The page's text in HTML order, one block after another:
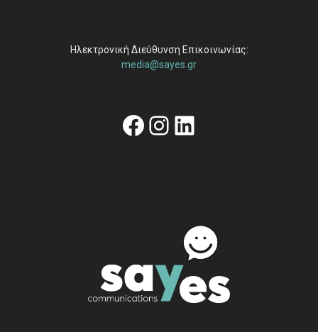
Ηλεκτρονική Διεύθυνση Επικοινωνίας:
media@sayes.gr
Facebook
Instagram
Linkedin